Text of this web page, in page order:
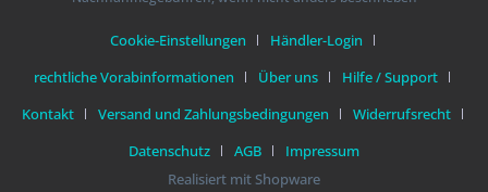
Cookie-Einstellungen
Händler-Login
rechtliche Vorabinformationen
Über uns
Hilfe / Support
Kontakt
Versand und Zahlungsbedingungen
Widerrufsrecht
Datenschutz
AGB
Impressum
Realisiert mit Shopware